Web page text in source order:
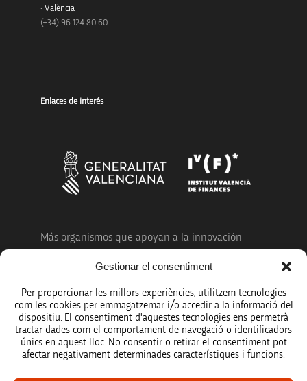
Gestionar el consentiment
Per proporcionar les millors experiències, utilitzem tecnologies
com les cookies per emmagatzemar i/o accedir a la informació del
dispositiu. El consentiment d'aquestes tecnologies ens permetrà
tractar dades com el comportament de navegació o identificadors
únics en aquest lloc. No consentir o retirar el consentiment pot
afectar negativament determinades característiques i funcions.
· València
(+34) 96 124 80 60
Enlaces de interés
Más organismos que apoyan a la innovación
Avíso legal
Política de protección de datos